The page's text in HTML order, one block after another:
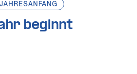
JAHRESANFANG
beginnt